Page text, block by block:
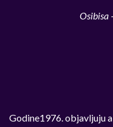
Osibisa
Godine1976. objavljuju